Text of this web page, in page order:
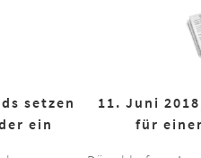
setzen
ein
11. Juni
für